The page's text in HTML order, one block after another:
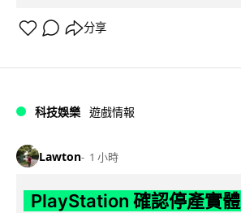
分享
科技娛樂 遊戲情報
Lawton 1 小時
PlayStation 確認停產實